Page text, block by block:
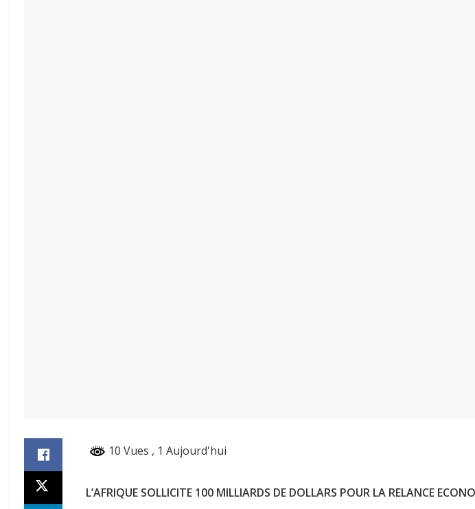
10 Vues , 1 Aujourd'hui
L’AFRIQUE SOLLICITE 100 MILLIARDS DE DOLLARS POUR LA RELANCE